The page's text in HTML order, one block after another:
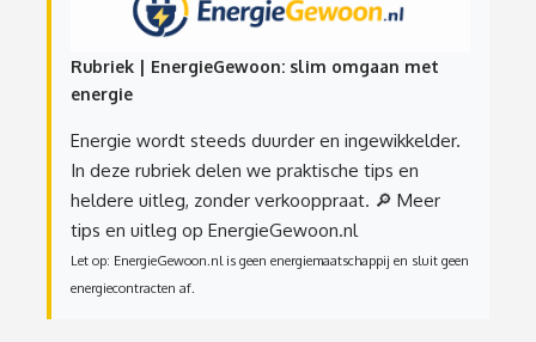
Rubriek | EnergieGewoon: slim omgaan met
energie
Energie wordt steeds duurder en ingewikkelder.
In deze rubriek delen we praktische tips en
heldere uitleg, zonder verkooppraat. 🔎 Meer
tips en uitleg op EnergieGewoon.nl
Let op: EnergieGewoon.nl is geen energiemaatschappij en sluit geen
energiecontracten af.